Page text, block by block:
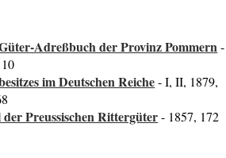
Adreßbuch der Provinz Pommern-
im Deutschen Reiche- I, II, 1879,
Preussischen Rittergüter- 1857, 172